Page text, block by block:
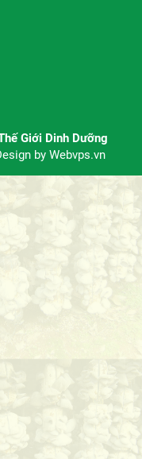
Giới Dinh Dưỡng
by Webvps.vn